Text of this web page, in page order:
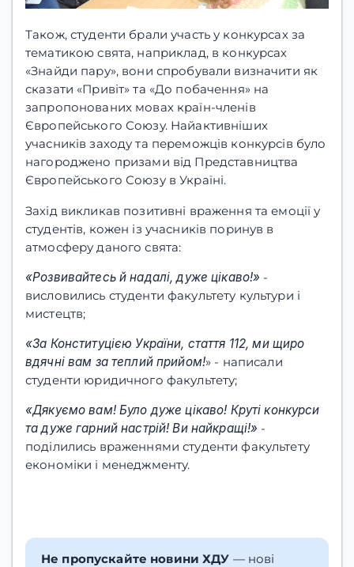
Також, студенти брали участь у конкурсах за
тематикою свята, наприклад, в конкурсах
«Знайди пару», вони спробували визначити як
сказати «Привіт» та «До побачення» на
запропонованих мовах країн-членів
Європейського Союзу. Найактивніших
учасників заходу та переможців конкурсів було
нагороджено призами від Представництва
Європейського Союзу в Україні.
Захід викликав позитивні враження та емоції у
студентів, кожен із учасників поринув в
атмосферу даного свята:
«Розвивайтесь й надалі, дуже цікаво!» -
висловились студенти факультету культури і
мистецтв;
«За Конституцією України, стаття 112, ми щиро
вдячні вам за теплий прийом!» - написали
студенти юридичного факультету;
«Дякуємо вам! Було дуже цікаво! Круті конкурси
та дуже гарний настрій! Ви найкращі!» -
поділились враженнями студенти факультету
економіки і менеджменту.
Не пропускайте новини ХДУ — нові